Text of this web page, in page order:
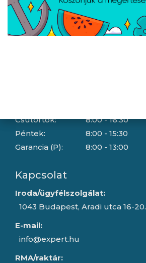
Süti (cookie) tájékoztató
Házhozszállítási lehetőségek
Céginformáció
Csütörtök:
Péntek:
Garancia (P):
8:00 - 16:30
8:00 - 15:30
8:00 - 13:00
Kapcsolat
Iroda/ügyfélszolgálat:
1043 Budapest, Aradi utca 16-20.
E-mail:
info@expert.hu
RMA/raktár: